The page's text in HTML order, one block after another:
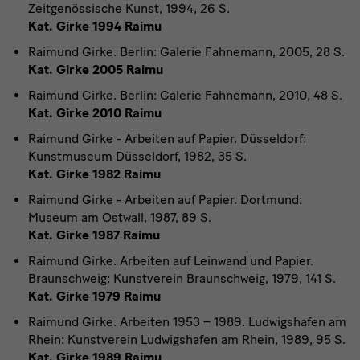
Zeitgenössische Kunst, 1994, 26 S.
Kat. Girke 1994 Raimu
Raimund Girke. Berlin: Galerie Fahnemann, 2005, 28 S.
Kat. Girke 2005 Raimu
Raimund Girke. Berlin: Galerie Fahnemann, 2010, 48 S.
Kat. Girke 2010 Raimu
Raimund Girke - Arbeiten auf Papier. Düsseldorf:
Kunstmuseum Düsseldorf, 1982, 35 S.
Kat. Girke 1982 Raimu
Raimund Girke - Arbeiten auf Papier. Dortmund:
Museum am Ostwall, 1987, 89 S.
Kat. Girke 1987 Raimu
Raimund Girke. Arbeiten auf Leinwand und Papier.
Braunschweig: Kunstverein Braunschweig, 1979, 141 S.
Kat. Girke 1979 Raimu
Raimund Girke. Arbeiten 1953 – 1989. Ludwigshafen am
Rhein: Kunstverein Ludwigshafen am Rhein, 1989, 95 S.